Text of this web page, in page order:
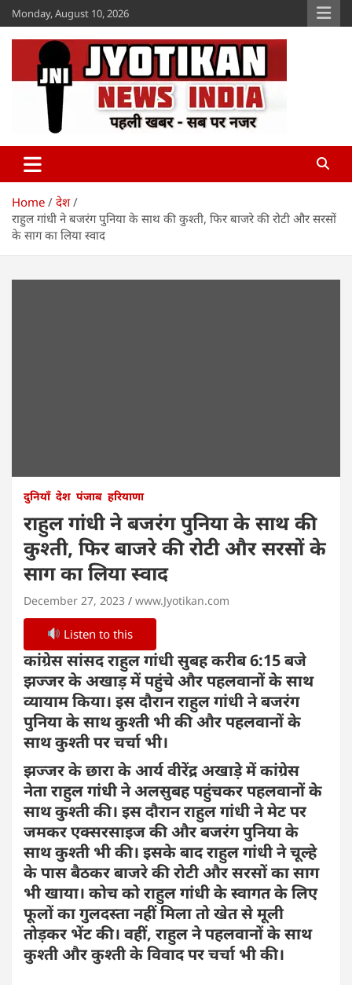
Skip
to
content
Monday, August 10, 2026
Jyotikan
Home
देश
राहुल गांधी ने बजरंग पुनिया के साथ की कुश्ती, फिर बाजरे की रोटी और सरसों
के साग का लिया स्वाद
दुनियाँ देश पंजाब हरियाणा
राहुल गांधी ने बजरंग पुनिया के साथ की
कुश्ती, फिर बाजरे की रोटी और सरसों के
साग का लिया स्वाद
December 27, 2023 www.Jyotikan.com
Listen to this
कांग्रेस सांसद राहुल गांधी सुबह करीब 6:15 बजे
झज्जर के अखाड़ में पहुंचे और पहलवानों के साथ
व्यायाम किया। इस दौरान राहुल गांधी ने बजरंग
पुनिया के साथ कुश्ती भी की और पहलवानों के
साथ कुश्ती पर चर्चा भी।
झज्जर के छारा के आर्य वीरेंद्र अखाड़े में कांग्रेस
नेता राहुल गांधी ने अलसुबह पहुंचकर पहलवानों के
साथ कुश्ती की। इस दौरान राहुल गांधी ने मेट पर
जमकर एक्सरसाइज की और बजरंग पुनिया के
साथ कुश्ती भी की। इसके बाद राहुल गांधी ने चूल्हे
के पास बैठकर बाजरे की रोटी और सरसों का साग
भी खाया। कोच को राहुल गांधी के स्वागत के लिए
फूलों का गुलदस्ता नहीं मिला तो खेत से मूली
तोड़कर भेंट की। वहीं, राहुल ने पहलवानों के साथ
कुश्ती और कुश्ती के विवाद पर चर्चा भी की।